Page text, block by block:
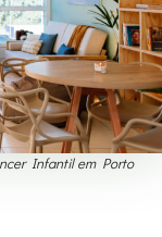
Infantil em Porto